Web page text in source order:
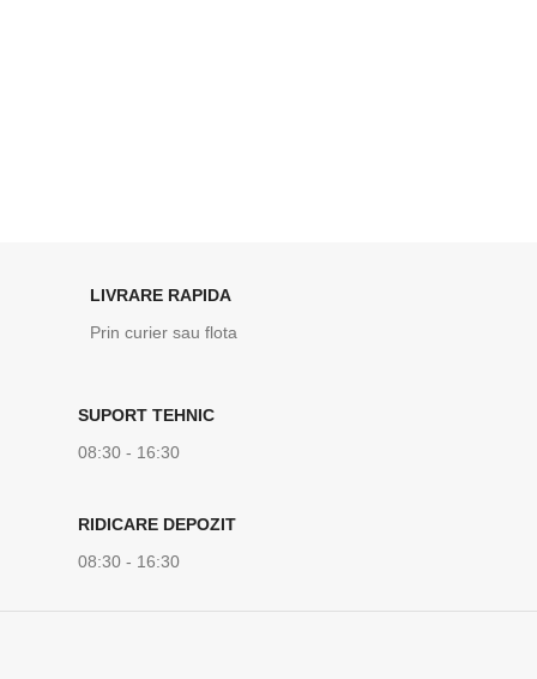
LIVRARE RAPIDA
Prin curier sau flota
SUPORT TEHNIC
08:30 - 16:30
RIDICARE DEPOZIT
08:30 - 16:30